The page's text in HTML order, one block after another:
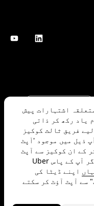
اشتہارات پیش
یاد رکھ کر ذاتی
فریق ثالث کوکیز
ذیل میں موجود 'آپٹ
کے ان کوکیز سے آپٹ
آؤٹ کر سکتے ہیں۔ اگر آپ کے پاس Uber
اپنے ڈیٹا کی
سے آپٹ آؤٹ کر سکتے